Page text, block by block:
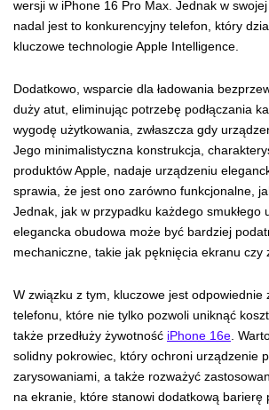
wersji w iPhone 16 Pro Max. Jednak w
nadal jest to konkurencyjny telefon, który
kluczowe technologie Apple Intelligence.
Dodatkowo, wsparcie dla ładowania
duży atut, eliminując potrzebę podłączania
wygodę użytkowania, zwłaszcza gdy
Jego minimalistyczna konstrukcja,
produktów Apple, nadaje urządzeniu
sprawia, że jest ono zarówno funkcjonalne,
Jednak, jak w przypadku każdego smukłego
elegancka obudowa może być bardziej
mechaniczne, takie jak pęknięcia ekranu czy
W związku z tym, kluczowe jest odpowiednie
telefonu, które nie tylko pozwoli uniknąć
także przedłuży żywotność iPhone 16e.
solidny pokrowiec, który ochroni urządzenie
zarysowaniami, a także rozważyć
na ekranie, które stanowi dodatkową barierę